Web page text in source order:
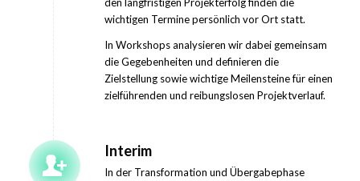
wichtigen Termine persönlich vor Ort statt.
In Workshops analysieren wir dabei gemeinsam
die Gegebenheiten und definieren die
Zielstellung sowie wichtige Meilensteine für einen
zielführenden und reibungslosen Projektverlauf.
Interim
In der Transformation und Übergabephase